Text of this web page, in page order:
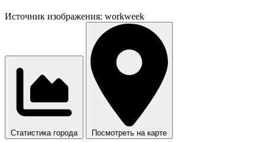
Источник изображения: workweek
Статистика города Посмотреть на карте